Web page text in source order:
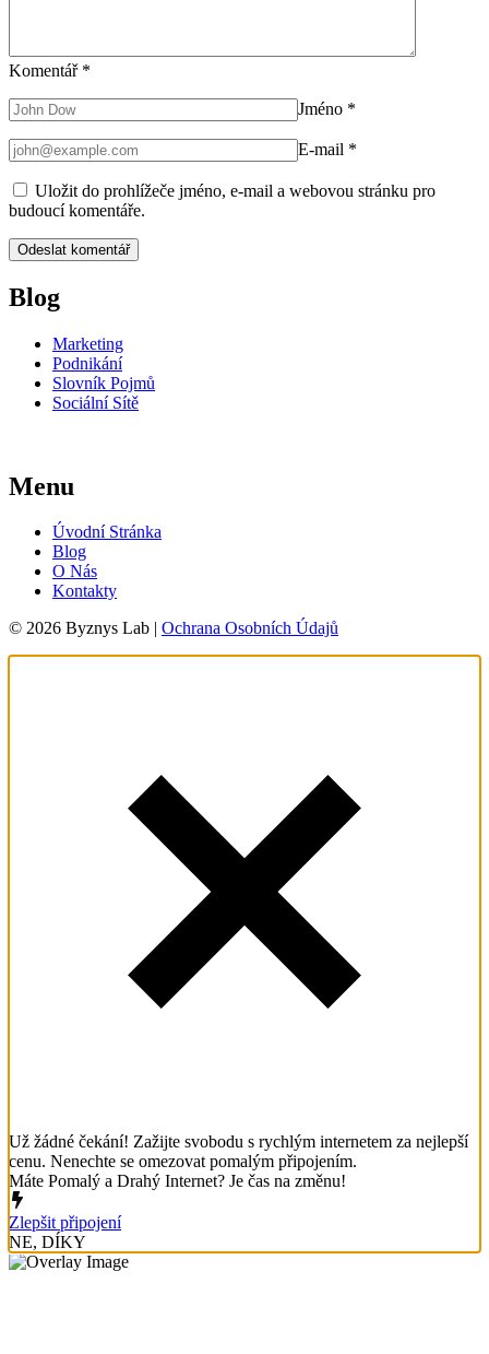
Komentář *
Jméno *
E-mail *
Uložit do prohlížeče jméno, e-mail a webovou stránku pro
budoucí komentáře.
Blog
Marketing
Podnikání
Slovník Pojmů
Sociální Sítě
Menu
Úvodní Stránka
Blog
O Nás
Kontakty
© 2026 Byznys Lab | Ochrana Osobních Údajů
Už žádné čekání! Zažijte svobodu s rychlým internetem za nejlepší
cenu. Nenechte se omezovat pomalým připojením.
Máte Pomalý a Drahý Internet? Je čas na změnu!
Zlepšit připojení
NE, DÍKY